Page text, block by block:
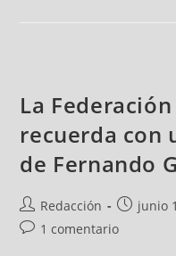
La
recuerda con
de Fernando
Redacción junio
1 comentario